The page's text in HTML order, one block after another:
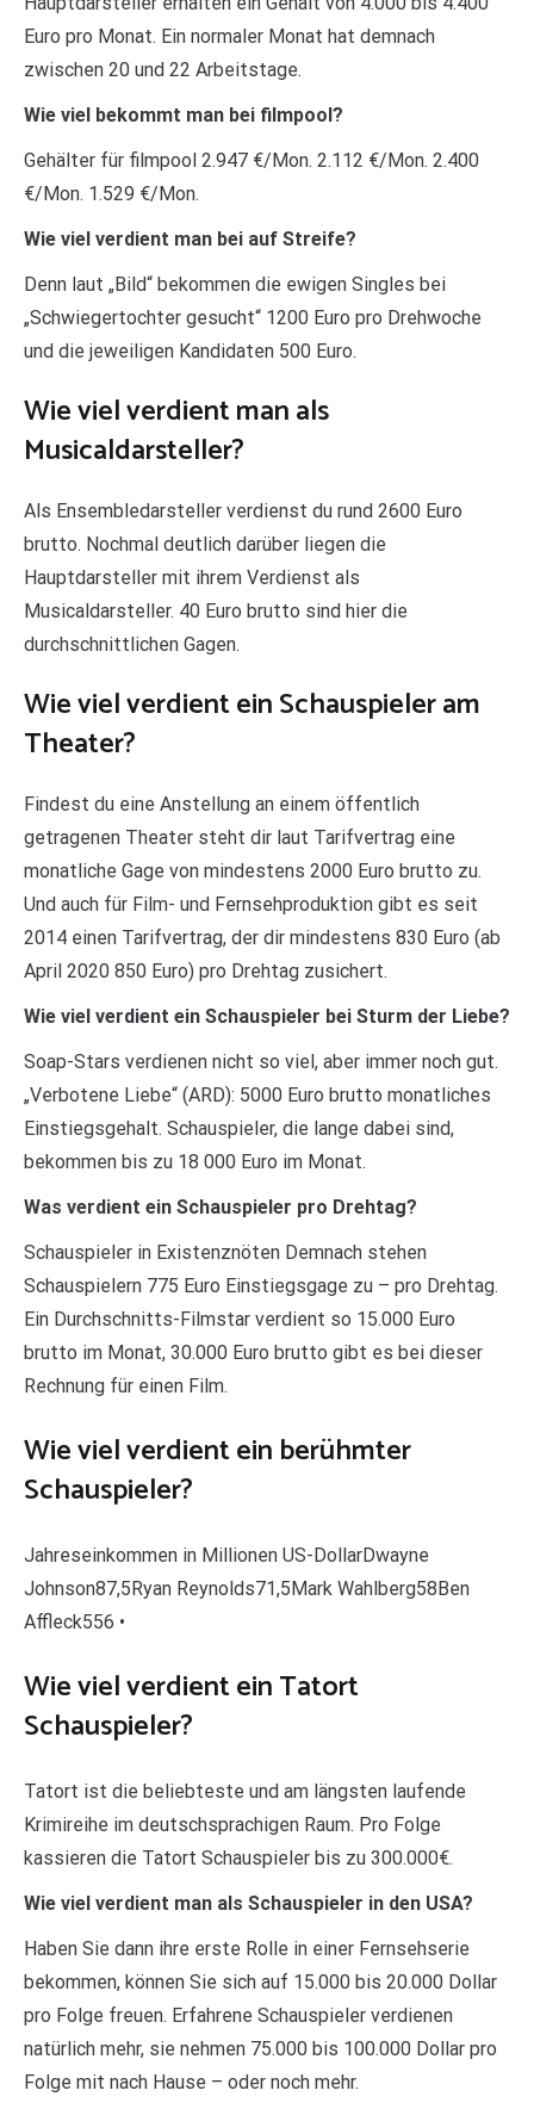
Euro pro Monat. Ein normaler Monat hat demnach
zwischen 20 und 22 Arbeitstage.
Wie viel bekommt man bei filmpool?
Gehälter für filmpool 2.947 €/Mon. 2.112 €/Mon. 2.400
€/Mon. 1.529 €/Mon.
Wie viel verdient man bei auf Streife?
Denn laut „Bild“ bekommen die ewigen Singles bei
„Schwiegertochter gesucht“ 1200 Euro pro Drehwoche
und die jeweiligen Kandidaten 500 Euro.
Wie viel verdient man als
Musicaldarsteller?
Als Ensembledarsteller verdienst du rund 2600 Euro
brutto. Nochmal deutlich darüber liegen die
Hauptdarsteller mit ihrem Verdienst als
Musicaldarsteller. 40 Euro brutto sind hier die
durchschnittlichen Gagen.
Wie viel verdient ein Schauspieler am
Theater?
Findest du eine Anstellung an einem öffentlich
getragenen Theater steht dir laut Tarifvertrag eine
monatliche Gage von mindestens 2000 Euro brutto zu.
Und auch für Film- und Fernsehproduktion gibt es seit
2014 einen Tarifvertrag, der dir mindestens 830 Euro (ab
April 2020 850 Euro) pro Drehtag zusichert.
Wie viel verdient ein Schauspieler bei Sturm der Liebe?
Soap-Stars verdienen nicht so viel, aber immer noch gut.
„Verbotene Liebe“ (ARD): 5000 Euro brutto monatliches
Einstiegsgehalt. Schauspieler, die lange dabei sind,
bekommen bis zu 18 000 Euro im Monat.
Was verdient ein Schauspieler pro Drehtag?
Schauspieler in Existenznöten Demnach stehen
Schauspielern 775 Euro Einstiegsgage zu – pro Drehtag.
Ein Durchschnitts-Filmstar verdient so 15.000 Euro
brutto im Monat, 30.000 Euro brutto gibt es bei dieser
Rechnung für einen Film.
Wie viel verdient ein berühmter
Schauspieler?
Jahreseinkommen in Millionen US-DollarDwayne
Johnson87,5Ryan Reynolds71,5Mark Wahlberg58Ben
Affleck556 •
Wie viel verdient ein Tatort
Schauspieler?
Tatort ist die beliebteste und am längsten laufende
Krimireihe im deutschsprachigen Raum. Pro Folge
kassieren die Tatort Schauspieler bis zu 300.000€.
Wie viel verdient man als Schauspieler in den USA?
Haben Sie dann ihre erste Rolle in einer Fernsehserie
bekommen, können Sie sich auf 15.000 bis 20.000 Dollar
pro Folge freuen. Erfahrene Schauspieler verdienen
natürlich mehr, sie nehmen 75.000 bis 100.000 Dollar pro
Folge mit nach Hause – oder noch mehr.